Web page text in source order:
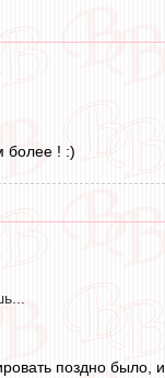
более ! :)
поздно было,